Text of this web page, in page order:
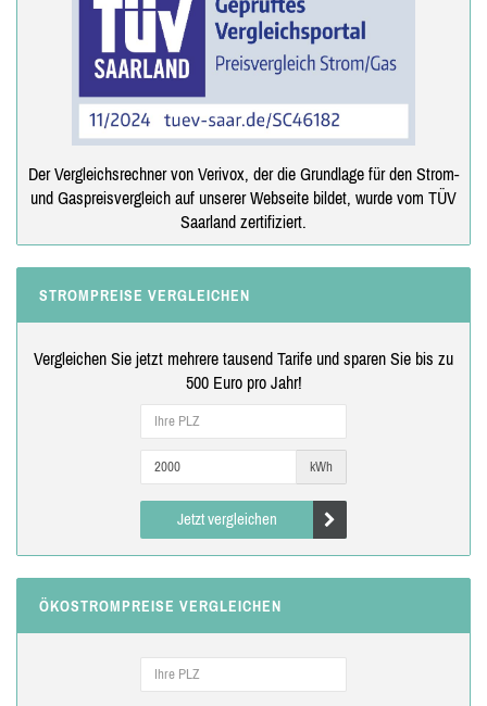
Der Vergleichsrechner von Verivox, der die Grundlage für den Strom-
und Gaspreisvergleich auf unserer Webseite bildet, wurde vom TÜV
Saarland zertifiziert.
STROMPREISE VERGLEICHEN
Vergleichen Sie jetzt mehrere tausend Tarife und sparen Sie bis zu
500 Euro pro Jahr!
kWh
Jetzt vergleichen
ÖKOSTROMPREISE VERGLEICHEN